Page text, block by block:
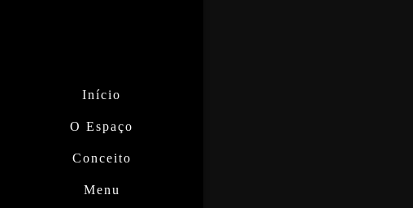
Início
O Espaço
Conceito
Menu